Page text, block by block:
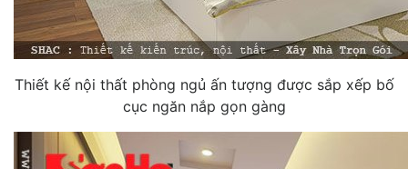
Thiết kế nội thất phòng ngủ ấn tượng được sắp xếp bố
cục ngăn nắp gọn gàng